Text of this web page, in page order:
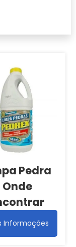
Pedra
Onde
Informações